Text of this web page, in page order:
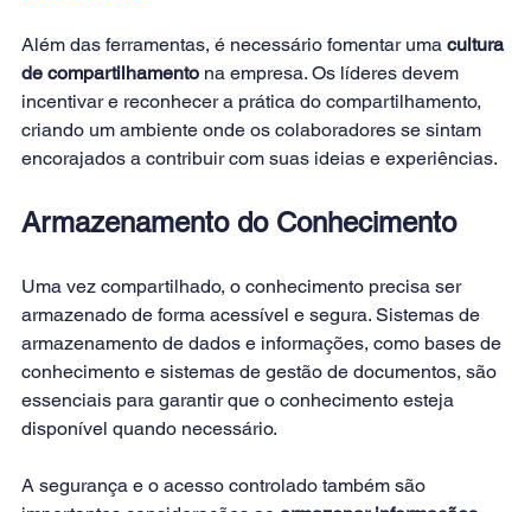
Além das ferramentas, é necessário fomentar uma cultura
de compartilhamento na empresa. Os líderes devem
incentivar e reconhecer a prática do compartilhamento,
criando um ambiente onde os colaboradores se sintam
encorajados a contribuir com suas ideias e experiências.
Armazenamento do Conhecimento
Uma vez compartilhado, o conhecimento precisa ser
armazenado de forma acessível e segura. Sistemas de
armazenamento de dados e informações, como bases de
conhecimento e sistemas de gestão de documentos, são
essenciais para garantir que o conhecimento esteja
disponível quando necessário.
A segurança e o acesso controlado também são